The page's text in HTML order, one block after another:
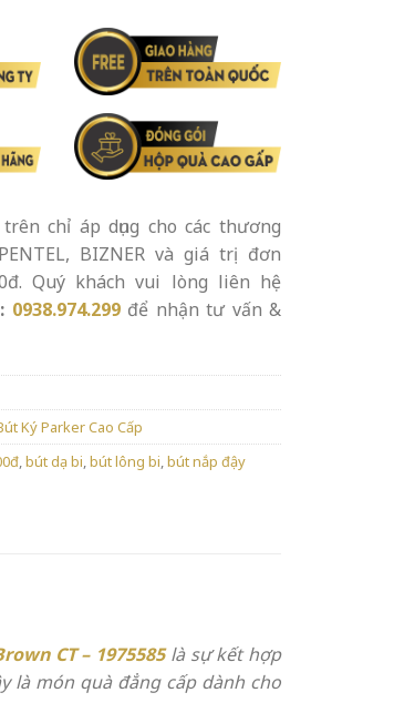
chỉ áp dụng cho các thương
BIZNER và giá trị đơn
Quý khách vui lòng liên hệ
0938.974.299để nhận tư vấn &
Ký Parker Cao Cấp
,bút dạ bi,bút lông bi,bút nắp đậy
CT – 1975585là sự kết hợp
là món quà đẳng cấp dành cho